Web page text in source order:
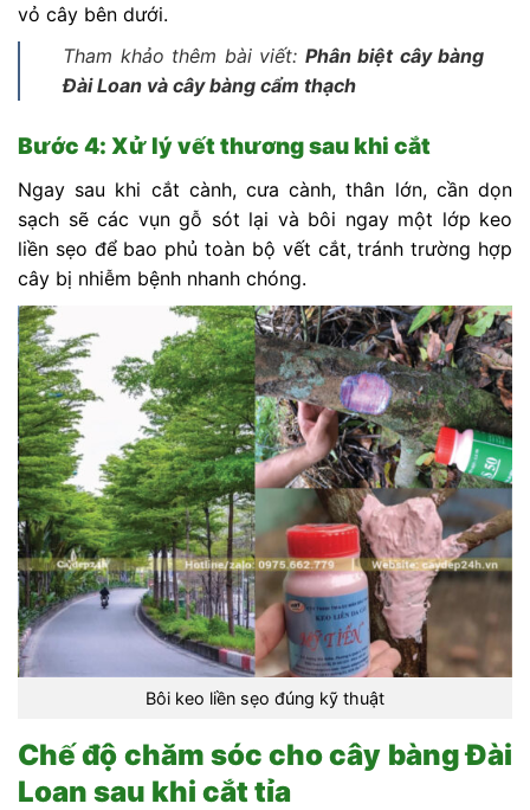
vỏ cây bên dưới.
Tham khảo thêm bài viết: Phân biệt cây bàng
Đài Loan và cây bàng cẩm thạch
Bước 4: Xử lý vết thương sau khi cắt
Ngay sau khi cắt cành, cưa cành, thân lớn, cần dọn
sạch sẽ các vụn gỗ sót lại và bôi ngay một lớp keo
liền sẹo để bao phủ toàn bộ vết cắt, tránh trường hợp
cây bị nhiễm bệnh nhanh chóng.
Bôi keo liền sẹo đúng kỹ thuật
Chế độ chăm sóc cho cây bàng Đài
Loan sau khi cắt tỉa